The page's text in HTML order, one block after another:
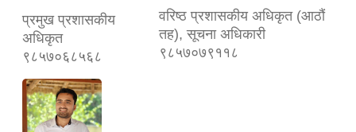
प्रमुख प्रशासकीय
अधिकृत
९८५७०६८५६८
वरिष्ठ प्रशासकीय अधिकृत (आठौं
तह), सूचना अधिकारी
९८५७०७९११८